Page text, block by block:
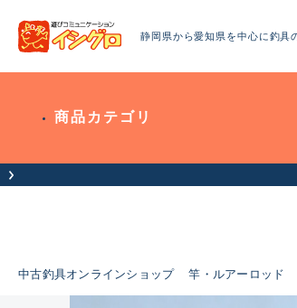
静岡県から愛知県を中心に釣具
商品カテゴリ
中古釣具オンラインショップ 竿・ルアーロッド